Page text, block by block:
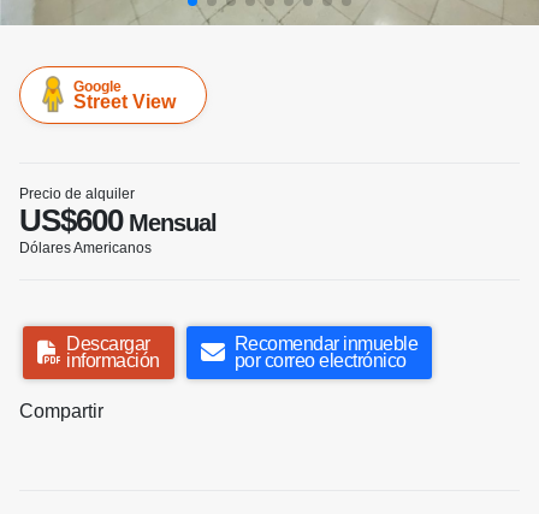
Google
Street View
Precio de alquiler
US$600Mensual
Dólares Americanos
Descargar
información
Recomendar inmueble
por correo electrónico
Compartir